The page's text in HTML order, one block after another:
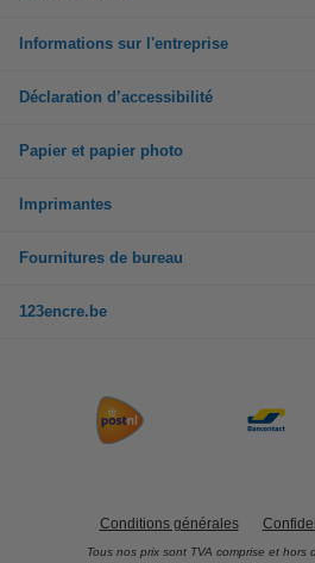
Informations sur l'entreprise
Déclaration d’accessibilité
Papier et papier photo
Imprimantes
Fournitures de bureau
123encre.be
Conditions générales
Tous nos prix sont TVA comprise et hors